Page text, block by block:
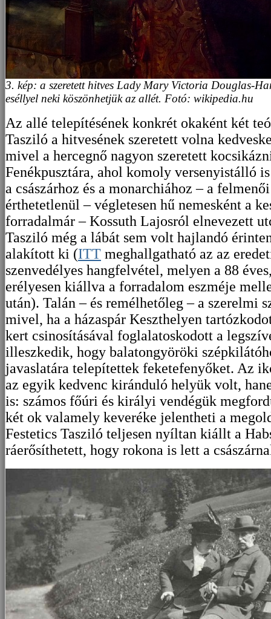
3. kép: a szeretett hitves Lady Mary Victoria Douglas-
eséllyel neki köszönhetjük az allét. Fotó: wikipedia.hu
Az allé telepítésének konkrét okaként két
Tasziló a hitvesének szeretett volna
mivel a hercegnő nagyon szeretett
Fenékpusztára, ahol komoly versenyistálló
a császárhoz és a monarchiához – a
érthetetlenül – végletesen hű nemesként a
forradalmár – Kossuth Lajosról elnevezett
Tasziló még a lábát sem volt hajlandó
alakított ki (ITT meghallgatható az az
szenvedélyes hangfelvétel, melyen a 88
erélyesen kiállva a forradalom eszméje
után). Talán – és remélhetőleg – a szerelmi
mivel, ha a házaspár Keszthelyen
kert csinosításával foglalatoskodott a
illeszkedik, hogy balatongyöröki
javaslatára telepítettek feketefenyőket. Az
az egyik kedvenc kiránduló helyük volt,
is: számos főúri és királyi vendégük
két ok valamely keveréke jelentheti a
Festetics Tasziló teljesen nyíltan kiállt a
ráerősíthetett, hogy rokona is lett a